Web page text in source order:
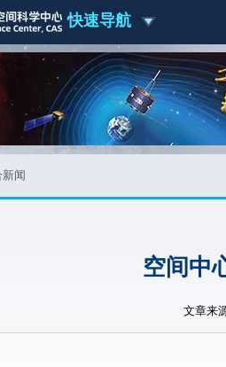
快速导航
闻
空间中
文章来